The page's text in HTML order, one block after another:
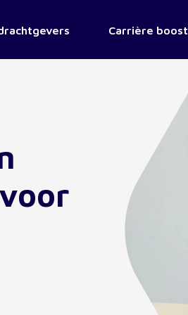
Carrière boost